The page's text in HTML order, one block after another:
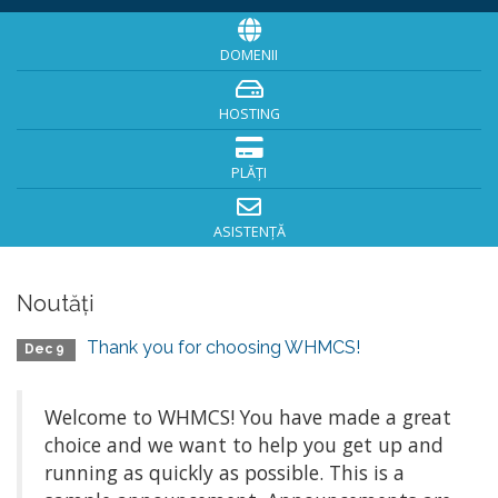
DOMENII
HOSTING
PLĂȚI
ASISTENȚĂ
Noutăți
Dec 9 Thank you for choosing WHMCS!
Welcome to WHMCS! You have made a great
choice and we want to help you get up and
running as quickly as possible. This is a